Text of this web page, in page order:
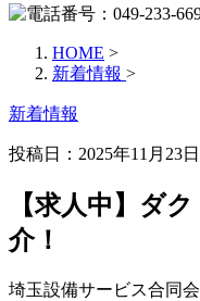
HOME >
新着情報 >
新着情報
投稿日：2025年11月23
【求人中】ダ
介！
埼玉設備サービス合同